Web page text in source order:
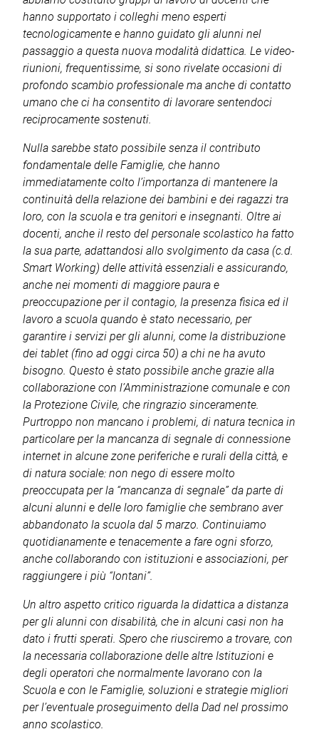
hanno supportato i colleghi meno esperti
tecnologicamente e hanno guidato gli alunni nel
passaggio a questa nuova modalità didattica. Le video-
riunioni, frequentissime, si sono rivelate occasioni di
profondo scambio professionale ma anche di contatto
umano che ci ha consentito di lavorare sentendoci
reciprocamente sostenuti.
Nulla sarebbe stato possibile senza il contributo
fondamentale delle Famiglie, che hanno
immediatamente colto l’importanza di mantenere la
continuità della relazione dei bambini e dei ragazzi tra
loro, con la scuola e tra genitori e insegnanti. Oltre ai
docenti, anche il resto del personale scolastico ha fatto
la sua parte, adattandosi allo svolgimento da casa (c.d.
Smart Working) delle attività essenziali e assicurando,
anche nei momenti di maggiore paura e
preoccupazione per il contagio, la presenza fisica ed il
lavoro a scuola quando è stato necessario, per
garantire i servizi per gli alunni, come la distribuzione
dei tablet (fino ad oggi circa 50) a chi ne ha avuto
bisogno. Questo è stato possibile anche grazie alla
collaborazione con l’Amministrazione comunale e con
la Protezione Civile, che ringrazio sinceramente.
Purtroppo non mancano i problemi, di natura tecnica in
particolare per la mancanza di segnale di connessione
internet in alcune zone periferiche e rurali della città, e
di natura sociale: non nego di essere molto
preoccupata per la “mancanza di segnale” da parte di
alcuni alunni e delle loro famiglie che sembrano aver
abbandonato la scuola dal 5 marzo. Continuiamo
quotidianamente e tenacemente a fare ogni sforzo,
anche collaborando con istituzioni e associazioni, per
raggiungere i più “lontani”.
Un altro aspetto critico riguarda la didattica a distanza
per gli alunni con disabilità, che in alcuni casi non ha
dato i frutti sperati. Spero che riusciremo a trovare, con
la necessaria collaborazione delle altre Istituzioni e
degli operatori che normalmente lavorano con la
Scuola e con le Famiglie, soluzioni e strategie migliori
per l’eventuale proseguimento della Dad nel prossimo
anno scolastico.